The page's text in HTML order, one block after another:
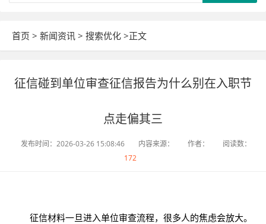
首页 > 新闻资讯 > 搜索优化 >正文
征信碰到单位审查征信报告为什么别在入职节
点走偏其三
发布时间：2026-03-26 15:08:46 内容来源： 作者：
阅读数：
172
征信材料一旦进入单位审查流程，很多人的焦虑会放大。